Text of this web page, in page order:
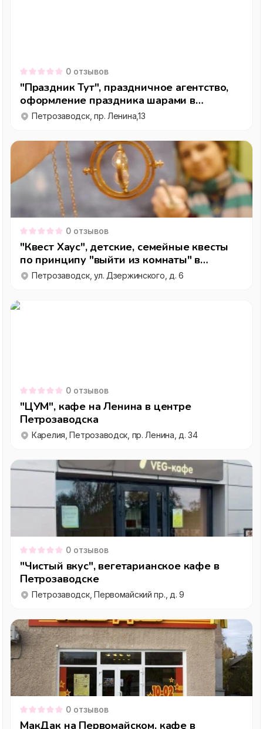
0 отзывов
"Праздник Тут", праздничное агентство,
оформление праздника шарами в
Петрозаводске
Петрозаводск, пр. Ленина,13
0 отзывов
"Квест Хаус", детские, семейные квесты
по принципу "выйти из комнаты" в
Петрозаводске
Петрозаводск, ул. Дзержинского, д. 6
0 отзывов
"ЦУМ", кафе на Ленина в центре
Петрозаводска
Карелия, Петрозаводск, пр. Ленина, д. 34
0 отзывов
"Чистый вкус", вегетарианское кафе в
Петрозаводске
Петрозаводск, Первомайский пр., д. 9
0 отзывов
МакДак на Первомайском, кафе в